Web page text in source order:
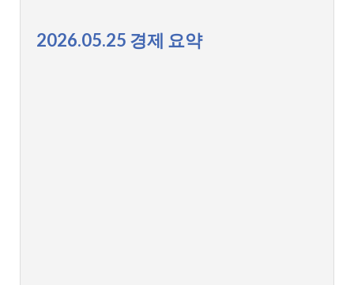
2026.05.25 경제 요약